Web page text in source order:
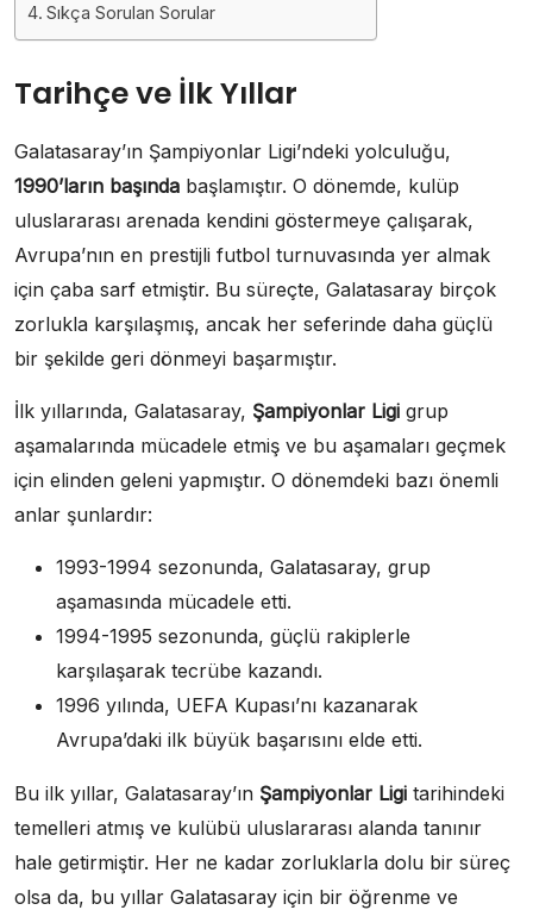
Sıkça Sorulan Sorular
Tarihçe ve İlk Yıllar
Galatasaray’ın Şampiyonlar Ligi’ndeki yolculuğu,
1990’ların başında başlamıştır. O dönemde, kulüp
uluslararası arenada kendini göstermeye çalışarak,
Avrupa’nın en prestijli futbol turnuvasında yer almak
için çaba sarf etmiştir. Bu süreçte, Galatasaray birçok
zorlukla karşılaşmış, ancak her seferinde daha güçlü
bir şekilde geri dönmeyi başarmıştır.
İlk yıllarında, Galatasaray, Şampiyonlar Ligi grup
aşamalarında mücadele etmiş ve bu aşamaları geçmek
için elinden geleni yapmıştır. O dönemdeki bazı önemli
anlar şunlardır:
1993-1994 sezonunda, Galatasaray, grup
aşamasında mücadele etti.
1994-1995 sezonunda, güçlü rakiplerle
karşılaşarak tecrübe kazandı.
1996 yılında, UEFA Kupası’nı kazanarak
Avrupa’daki ilk büyük başarısını elde etti.
Bu ilk yıllar, Galatasaray’ın Şampiyonlar Ligi tarihindeki
temelleri atmış ve kulübü uluslararası alanda tanınır
hale getirmiştir. Her ne kadar zorluklarla dolu bir süreç
olsa da, bu yıllar Galatasaray için bir öğrenme ve